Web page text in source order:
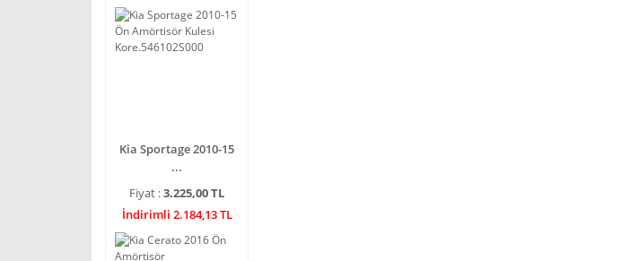
Kia Sportage 2010-15
...
Fiyat :3.225,00 TL
İndirimli 2.184,13 TL